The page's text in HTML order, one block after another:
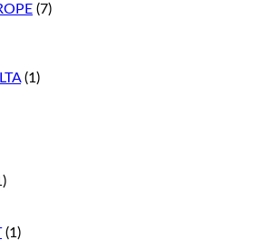
(7)
(1)
(1)